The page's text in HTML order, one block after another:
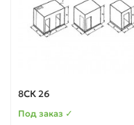
8СК 26
Под заказ ✓